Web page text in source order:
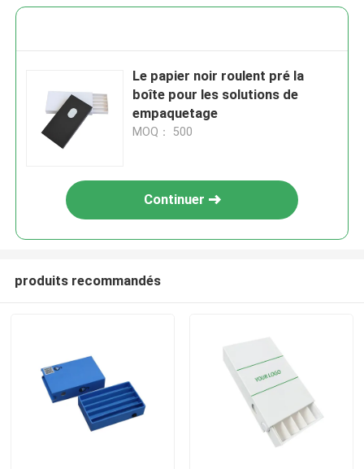
Le papier noir roulent pré la
boîte pour les solutions de
empaquetage
MOQ： 500
Continuer
produits recommandés